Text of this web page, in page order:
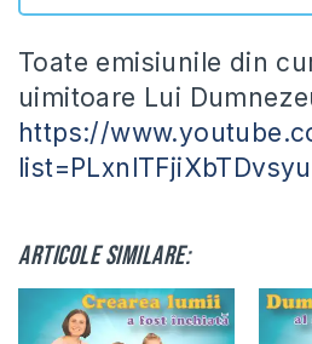
Toate emisiunile din
uimitoare Lui
https://
Articole similare: